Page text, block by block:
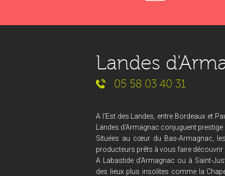
Landes
05 58 03 40 31
A l’Est des Landes, entre Bordeaux et
Landes d'Armagnac conjuguent
Situées au cœur du Bas-Armagnac,
producteurs prêts à vous faire découvrir
A Labastide d'Armagnac ou à Saint-
des lieux plus insolites comme la